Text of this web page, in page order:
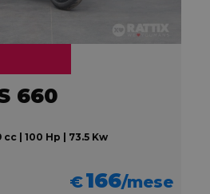
660
| 100 Hp | 73.5 Kw
€166/mese